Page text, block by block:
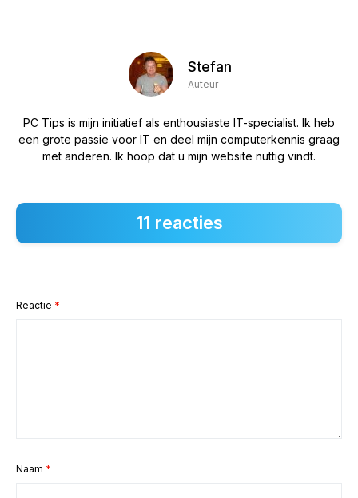
Stefan
Auteur
PC Tips is mijn initiatief als enthousiaste IT-specialist. Ik heb
een grote passie voor IT en deel mijn computerkennis graag
met anderen. Ik hoop dat u mijn website nuttig vindt.
11 reacties
Reactie *
Naam *